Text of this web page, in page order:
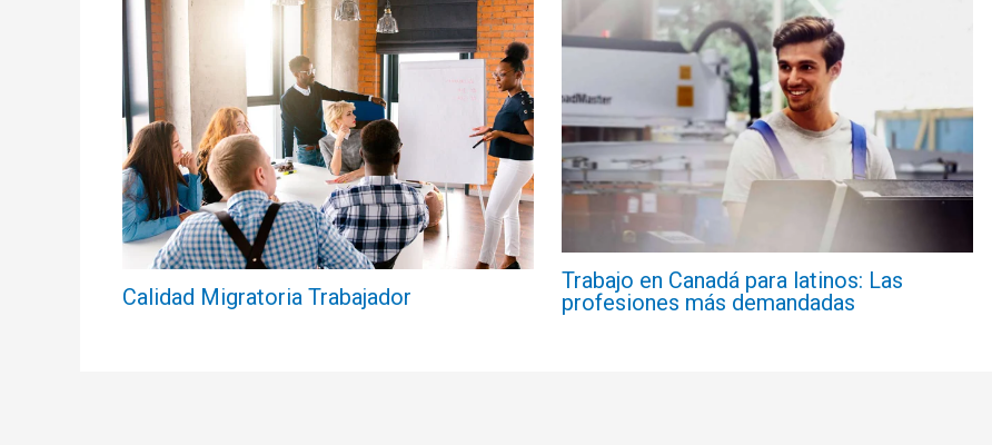
Calidad Migratoria Trabajador
Trabajo en Canadá para latinos: Las
profesiones más demandadas